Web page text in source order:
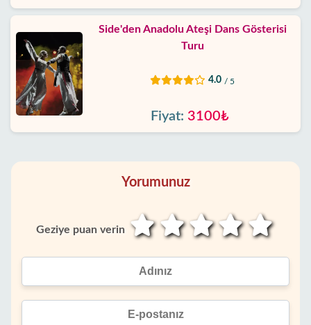
Side'den Anadolu Ateşi Dans Gösterisi
Turu
4.0 / 5
Fiyat: 3100₺
Yorumunuz
Geziye puan verin